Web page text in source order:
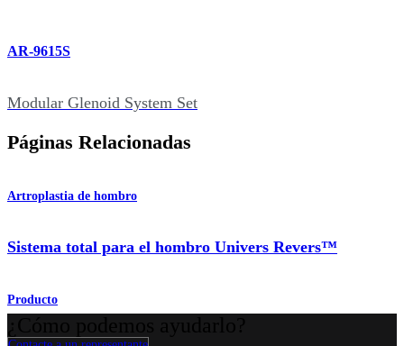
AR-9615S
Modular Glenoid System Set
Páginas Relacionadas
Artroplastia de hombro
Sistema total para el hombro Univers Revers™
Producto